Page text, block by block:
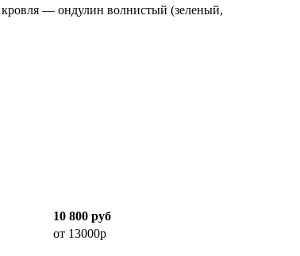
— ондулин волнистый (зеленый,
10 800 руб
от 13000р